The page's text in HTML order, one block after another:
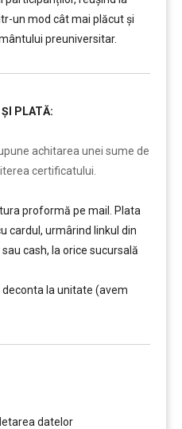
un mod cât mai plăcut și
preuniversitar.
PLATĂ:
achitarea unei sume de
certificatului.
proformă pe mail. Plata
cardul, urmârind linkul din
cash, la orice sucursală
la unitate (avem
datelor